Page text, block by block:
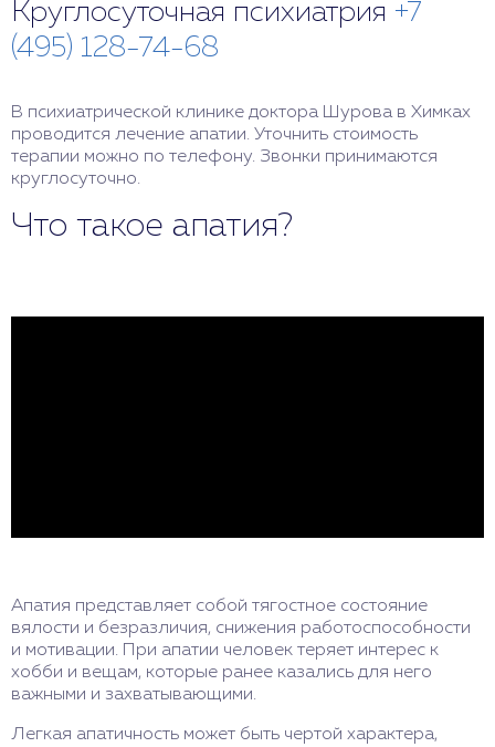
Круглосуточная психиатрия +7
(495) 128-74-68
В психиатрической клинике доктора Шурова в Химках
проводится лечение апатии. Уточнить стоимость
терапии можно по телефону. Звонки принимаются
круглосуточно.
Что такое апатия?
Апатия представляет собой тягостное состояние
вялости и безразличия, снижения работоспособности
и мотивации. При апатии человек теряет интерес к
хобби и вещам, которые ранее казались для него
важными и захватывающими.
Легкая апатичность может быть чертой характера,